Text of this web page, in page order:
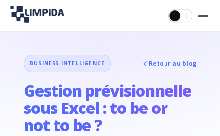
☾
BUSINESS INTELLIGENCE Retour au blog
Gestion prévisionnelle
sous Excel : to be or
not to be ?